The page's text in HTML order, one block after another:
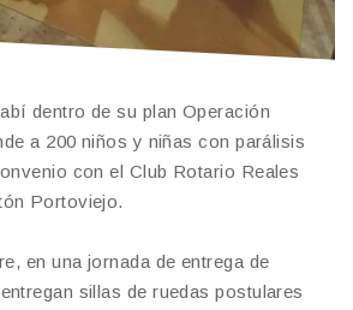
dentro de su plan Operación
a 200 niños y niñas con parálisis
con el Club Rotario Reales
Portoviejo.
en una jornada de entrega de
sillas de ruedas postulares